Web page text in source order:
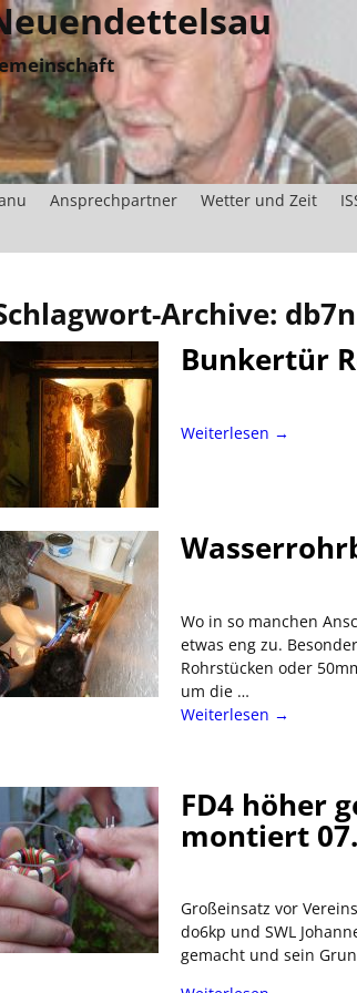
Ansprechpartner Wetter und Zeit
Archive:
Bunkertür
Weiterlesen →
Wo in so manchen
etwas eng zu.
Rohrstücken oder
um die …
Weiterlesen →
FD4 höher
montiert
Großeinsatz vor
do6kp und SWL
gemacht und sein